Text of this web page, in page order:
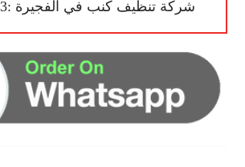
شركة تنظيف كنب في الفجيرة :0551030483